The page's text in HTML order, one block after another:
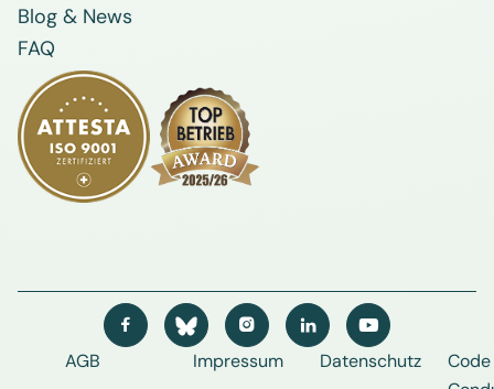
Blog & News
FAQ
AGB Impressum Datenschutz
   